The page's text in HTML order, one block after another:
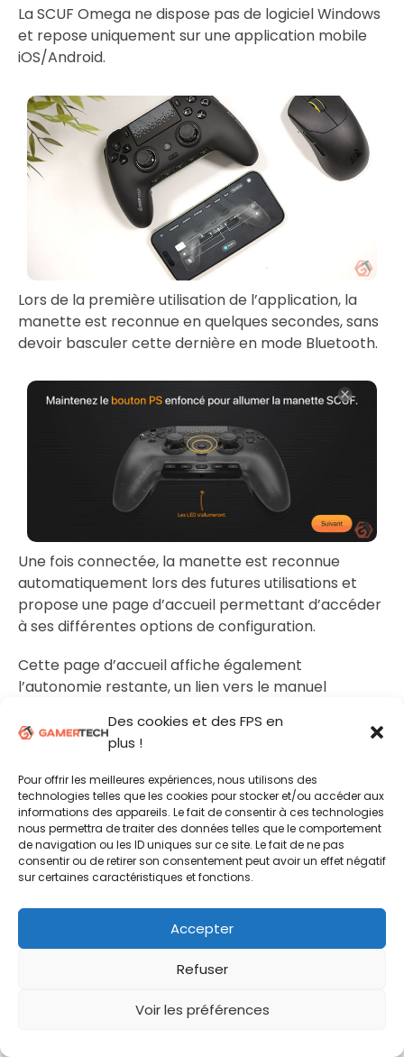
Des cookies et des FPS en
plus !
Pour offrir les meilleures expériences, nous utilisons des
technologies telles que les cookies pour stocker et/ou accéder aux
informations des appareils. Le fait de consentir à ces technologies
nous permettra de traiter des données telles que le comportement
de navigation ou les ID uniques sur ce site. Le fait de ne pas
consentir ou de retirer son consentement peut avoir un effet négatif
sur certaines caractéristiques et fonctions.
Accepter
Refuser
Voir les préférences
La SCUF Omega ne dispose pas de logiciel Windows
et repose uniquement sur une application mobile
iOS/Android.
Lors de la première utilisation de l’application, la
manette est reconnue en quelques secondes, sans
devoir basculer cette dernière en mode Bluetooth.
Une fois connectée, la manette est reconnue
automatiquement lors des futures utilisations et
propose une page d’accueil permettant d’accéder
à ses différentes options de configuration.
Cette page d’accueil affiche également
l’autonomie restante, un lien vers le manuel
En cliquant sur « Configurer », l’application permet
comportement de la manette dans les moindres
détails.